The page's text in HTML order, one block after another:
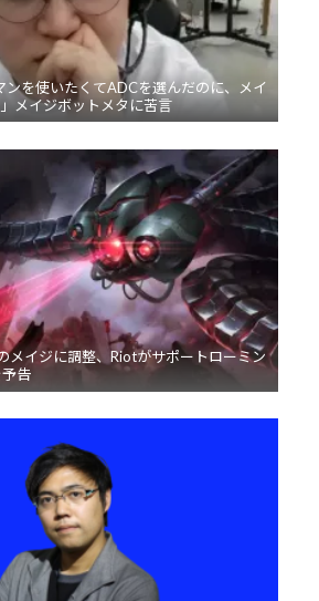
ンを使いたくてADCを選んだのに、メイ
メイジボットメタに苦言
メイジに調整、Riotがサポートローミン
告